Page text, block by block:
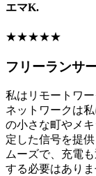
エマK.
★★★★★
フリーランサ
私はリモートワ
ネットワークは
の小さな町やメ
定した信号を提
ムーズで、充電
する必要はあり